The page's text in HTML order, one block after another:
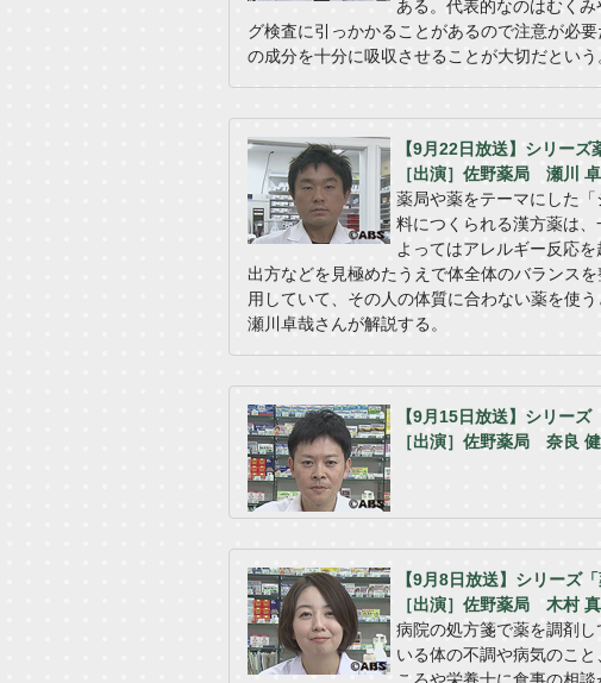
ある。代表的なのはむく
グ検査に引っかかることがあるので注意が必
の成分を十分に吸収させることが大切だとい
【9月22日放送】シリー
［出演］佐野薬局 瀬川
薬局や薬をテーマにした
料につくられる漢方薬は
よってはアレルギー反応
出方などを見極めたうえで体全体のバランス
用していて、その人の体質に合わない薬を使
瀬川卓哉さんが解説する。
【9月15日放送】シリー
［出演］佐野薬局 奈良
【9月8日放送】シリーズ
［出演］佐野薬局 木村
病院の処方箋で薬を調剤
いる体の不調や病気のこ
ころや栄養士に食事の相